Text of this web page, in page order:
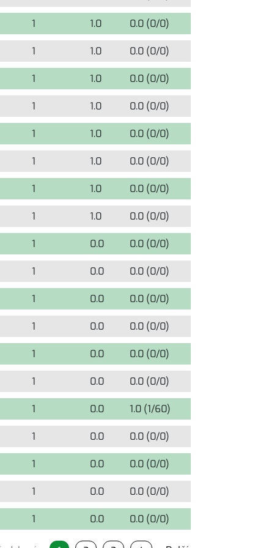
1 1.0 0.0 (0/0)
1 1.0 0.0 (0/0)
1 1.0 0.0 (0/0)
1 1.0 0.0 (0/0)
1 1.0 0.0 (0/0)
1 1.0 0.0 (0/0)
1 1.0 0.0 (0/0)
1 1.0 0.0 (0/0)
1 0.0 0.0 (0/0)
1 0.0 0.0 (0/0)
1 0.0 0.0 (0/0)
1 0.0 0.0 (0/0)
1 0.0 0.0 (0/0)
1 0.0 0.0 (0/0)
1 0.0 1.0 (1/60)
1 0.0 0.0 (0/0)
1 0.0 0.0 (0/0)
1 0.0 0.0 (0/0)
1 0.0 0.0 (0/0)